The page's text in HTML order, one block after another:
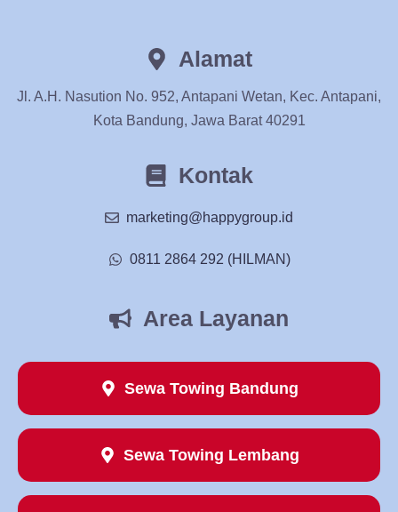
Alamat
Jl. A.H. Nasution No. 952, Antapani Wetan, Kec. Antapani,
Kota Bandung, Jawa Barat 40291
Kontak
marketing@happygroup.id
0811 2864 292 (HILMAN)
Area Layanan
Sewa Towing Bandung
Sewa Towing Lembang